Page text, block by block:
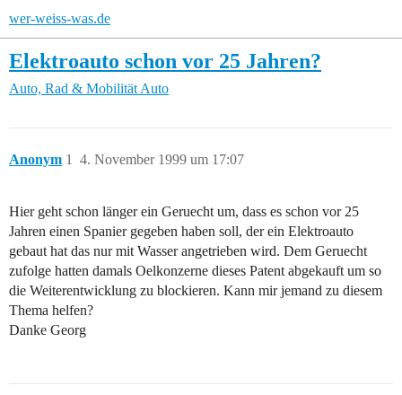
wer-weiss-was.de
Elektroauto schon vor 25 Jahren?
Auto, Rad & Mobilität Auto
Anonym 4. November 1999 um 17:07
1
Hier geht schon länger ein Geruecht um, dass es schon vor 25
Jahren einen Spanier gegeben haben soll, der ein Elektroauto
gebaut hat das nur mit Wasser angetrieben wird. Dem Geruecht
zufolge hatten damals Oelkonzerne dieses Patent abgekauft um so
die Weiterentwicklung zu blockieren. Kann mir jemand zu diesem
Thema helfen?
Danke Georg